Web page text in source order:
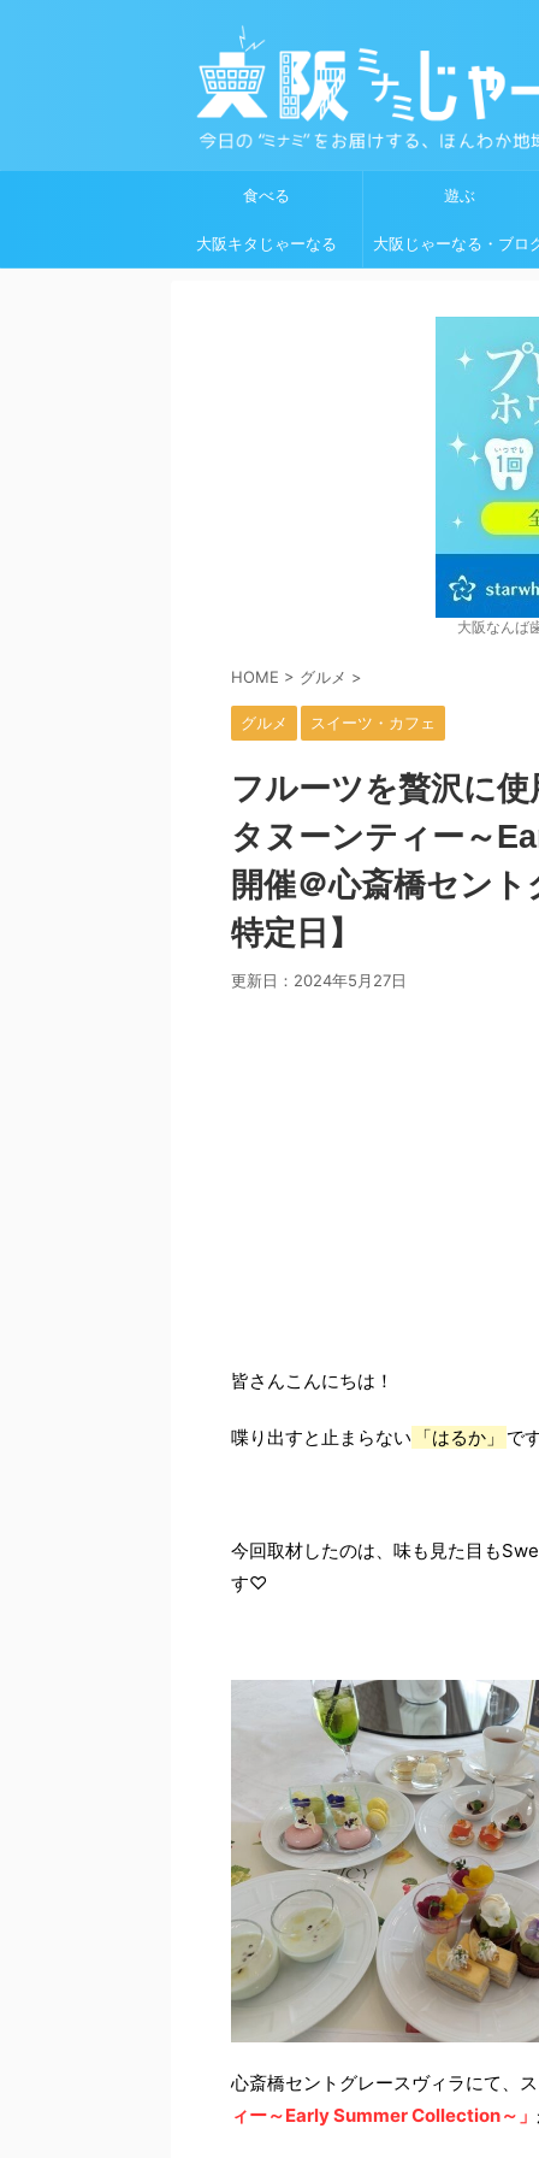
食べる 遊ぶ
大阪キタじゃーなる 大阪じゃーなる・ブロ
大阪なんば
HOME > グルメ >
グルメ スイーツ・カフェ
フルーツを贅沢に
タヌーンティー～
開催＠心斎橋セン
特定日】
更新日： 2024年5月27日
皆さんこんにちは！
喋り出すと止まらない 「はるか」 で
今回取材したのは、味も見た目も
す♡
心斎橋セントグレースヴィラにて、
ィー～Early Summer Collection～」